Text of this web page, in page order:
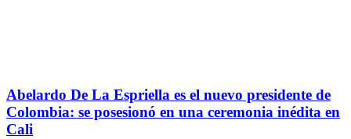
Abelardo De La Espriella es el nuevo presidente de
Colombia: se posesionó en una ceremonia inédita en
Cali